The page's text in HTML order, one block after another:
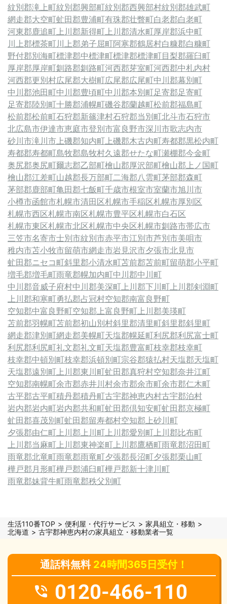
紋別郡滝上町紋別郡興部町紋別郡西興部村紋別郡雄武町
網走郡大空町虻田郡豊浦町有珠郡壮瞥町白老郡白老町
河東郡鹿追町上川郡新得町上川郡清水町厚岸郡浜中町
川上郡標茶町川上郡弟子屈町阿寒郡鶴居村白糠郡白糠町
野付郡別海町標津郡中標津町標津郡標津町目梨郡羅臼町
厚岸郡厚岸町釧路郡釧路町河西郡芽室町河西郡中札内村
河西郡更別村広尾郡大樹町広尾郡広尾町中川郡幕別町
中川郡池田町中川郡豊頃町中川郡本別町足寄郡足寄町
足寄郡陸別町十勝郡浦幌町磯谷郡蘭越町松前郡福島町
松前郡松前町石狩郡新篠津村石狩郡当別町北斗市石狩市
北広島市伊達市恵庭市登別市富良野市深川市歌志内市
砂川市滝川市上磯郡知内町上磯郡木古内町寿都郡黒松内町
寿都郡寿都町島牧郡島牧村久遠郡せたな町瀬棚郡今金町
奥尻郡奥尻町爾志郡乙部町檜山郡厚沢部町檜山郡上ノ国町
檜山郡江差町山越郡長万部町二海郡八雲町茅部郡森町
茅部郡鹿部町亀田郡七飯町千歳市根室市室蘭市旭川市
小樽市函館市札幌市清田区札幌市手稲区札幌市厚別区
札幌市西区札幌市南区札幌市豊平区札幌市白石区
札幌市東区札幌市北区札幌市中央区札幌市釧路市帯広市
三笠市名寄市士別市紋別市赤平市江別市芦別市美唄市
稚内市苫小牧市留萌市網走市岩見沢市夕張市北見市
虻田郡ニセコ町斜里郡小清水町苫前郡苫前町留萌郡小平町
増毛郡増毛町雨竜郡幌加内町中川郡中川町
中川郡音威子府村中川郡美深町上川郡下川町上川郡剣淵町
上川郡和寒町勇払郡占冠村空知郡南富良野町
空知郡中富良野町空知郡上富良野町上川郡美瑛町
苫前郡羽幌町苫前郡初山別村斜里郡清里町斜里郡斜里町
網走郡津別町網走郡美幌町天塩郡幌延町利尻郡利尻富士町
利尻郡利尻町礼文郡礼文町天塩郡豊富町枝幸郡枝幸町
枝幸郡中頓別町枝幸郡浜頓別町宗谷郡猿払村天塩郡天塩町
天塩郡遠別町上川郡東川町虻田郡真狩村空知郡奈井江町
空知郡南幌町余市郡赤井川村余市郡余市町余市郡仁木町
古平郡古平町積丹郡積丹町古宇郡神恵内村古宇郡泊村
岩内郡岩内町岩内郡共和町虻田郡倶知安町虻田郡京極町
虻田郡喜茂別町虻田郡留寿都村空知郡上砂川町
夕張郡由仁町上川郡上川町上川郡愛別町上川郡比布町
上川郡当麻町上川郡東神楽町上川郡鷹栖町雨竜郡沼田町
雨竜郡北竜町雨竜郡雨竜町夕張郡長沼町夕張郡栗山町
樺戸郡月形町樺戸郡浦臼町樺戸郡新十津川町
雨竜郡妹背牛町雨竜郡秩父別町
生活110番TOP 便利屋・代行サービス
家具組立・移動
北海道
古宇郡神恵内村の家具組立・移動業者一覧
通話料無料 24時間365日受付！
0120-466-110